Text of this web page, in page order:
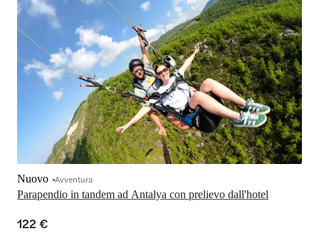
Parapendio in tandem ad Antalya con prelievo dall'hotel
Nuovo Avventura
122 €